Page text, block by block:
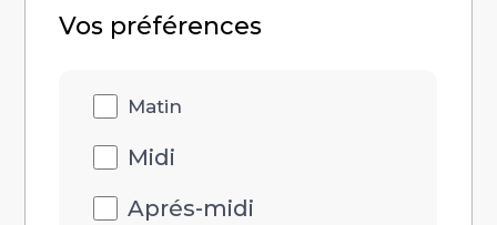
Vos préférences
heure
Matin
Midi
Aprés-midi